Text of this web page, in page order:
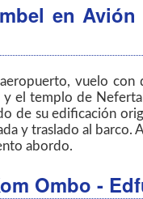
en
vuelo
el templo de
de su edificación
y traslado al
abordo.
Ombo -